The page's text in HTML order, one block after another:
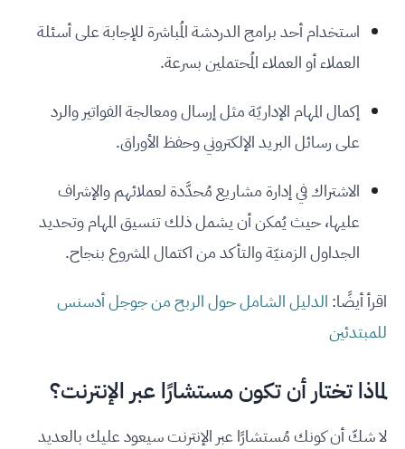
استخدام أحد برامج الدردشة المُباشرة للإجابة على أسئلة
العملاء أو العملاء المُحتملين بسرعة.
إكمال المهام الإداريّة مثل إرسال ومعالجة الفواتير والرد
على رسائل البريد الإلكتروني وحفظ الأوراق.
الاشتراك في إدارة مشاريع مُحدَّدة لعملائهم والإشراف
عليها، حيث يُمكن أن يشمل ذلك تنسيق المهام وتحديد
الجداول الزمنيّة والتأكد من اكتمال المشروع بنجاح.
اقرأ أيضًا: الدليل الشامل حول الربح من جوجل أدسنس
للمبتدئين
لماذا تختار أن تكون مستشارًا عبر الإنترنت؟
لا شكّ أن كونك مُستشارًا عبر الإنترنت سيعود عليك بالعديد